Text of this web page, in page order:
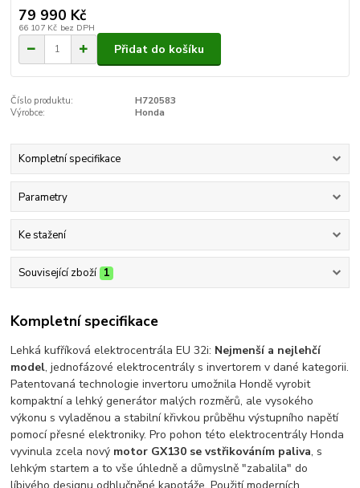
79 990 Kč
66 107 Kč bez DPH
Přidat do košíku
Číslo produktu:
H720583
Výrobce:
Honda
Kompletní specifikace
Parametry
Ke stažení
Související zboží 1
Kompletní specifikace
Lehká kufříková elektrocentrála EU 32i: Nejmenší a nejlehčí
model, jednofázové elektrocentrály s invertorem v dané kategorii.
Patentovaná technologie invertoru umožnila Hondě vyrobit
kompaktní a lehký generátor malých rozměrů, ale vysokého
výkonu s vyladěnou a stabilní křivkou průběhu výstupního napětí
pomocí přesné elektroniky. Pro pohon této elektrocentrály Honda
vyvinula zcela nový motor GX130 se vstřikováním paliva, s
lehkým startem a to vše úhledně a důmyslně "zabalila" do
líbivého designu odhlučněné kapotáže. Použití moderních